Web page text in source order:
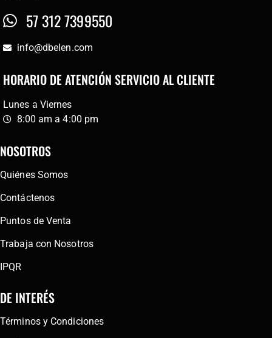
57 312 7399550
info@dbelen.com
HORARIO DE ATENCIÓN SERVICIO AL CLIENTE
Lunes a Viernes
8:00 am a 4:00 pm
NOSOTROS
Quiénes Somos
Contáctenos
Puntos de Venta
Trabaja con Nosotros
IPQR
DE INTERÉS
Términos y Condiciones